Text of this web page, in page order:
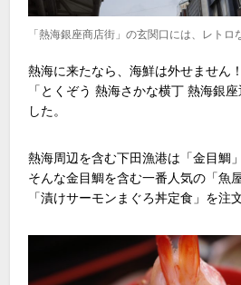
「熱海銀座商店街」の玄関口には、レトロ
熱海に来たなら、海鮮は外せません
「とくぞう 熱海さかな横丁 熱海銀
した。
熱海周辺を含む下田漁港は「金目鯛
そんな金目鯛を含む一番人気の「魚
「漬けサーモンまぐろ丼定食」を注